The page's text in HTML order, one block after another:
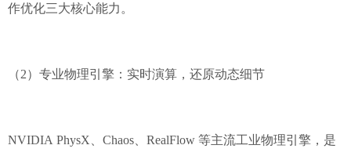
作优化三大核心能力。
（2）专业物理引擎：实时演算，还原动态细节
NVIDIA PhysX、Chaos、RealFlow 等主流工业物理引擎，是